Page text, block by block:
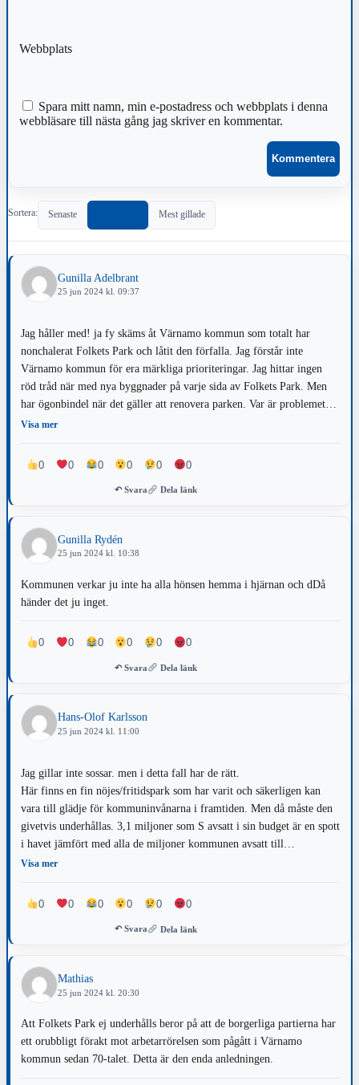
Webbplats
Spara mitt namn, min e-postadress och webbplats i denna
webbläsare till nästa gång jag skriver en kommentar.
Sortera: Senaste Mest gillade
Gunilla Adelbrant
25 jun 2024 kl. 09:37
Jag håller med! ja fy skäms åt Värnamo kommun som totalt har
nonchalerat Folkets Park och låtit den förfalla. Jag förstår inte
Värnamo kommun för era märkliga prioriteringar. Jag hittar ingen
röd tråd när med nya byggnader på varje sida av Folkets Park. Men
har ögonbindel när det gäller att renovera parken. Var är problemet
och hur tänker ni? Jag är uppvuxen i Värnamo och minns hur fint det
tänka om och göra rätt och inte låta denna fina park förfalla.
Visa mer
0 0 0 0 0 0
↶ Svara Dela länk
Gunilla Rydén
25 jun 2024 kl. 10:38
Kommunen verkar ju inte ha alla hönsen hemma i hjärnan och dDå
händer det ju inget.
0 0 0 0 0 0
↶ Svara Dela länk
Hans-Olof Karlsson
25 jun 2024 kl. 11:00
Jag gillar inte sossar. men i detta fall har de rätt.
Här finns en fin nöjes/fritidspark som har varit och säkerligen kan
vara till glädje för kommuninvånarna i framtiden. Men då måste den
givetvis underhållas. 3,1 miljoner som S avsatt i sin budget är en spott
i havet jämfört med alla de miljoner kommunen avsatt till
Finnvedsvallen för att inte tala om den planerade arenan för 260
Visa mer
0 0 0 0 0 0
↶ Svara Dela länk
Mathias
25 jun 2024 kl. 20:30
Att Folkets Park ej underhålls beror på att de borgerliga partierna har
ett orubbligt förakt mot arbetarrörelsen som pågått i Värnamo
kommun sedan 70-talet. Detta är den enda anledningen.